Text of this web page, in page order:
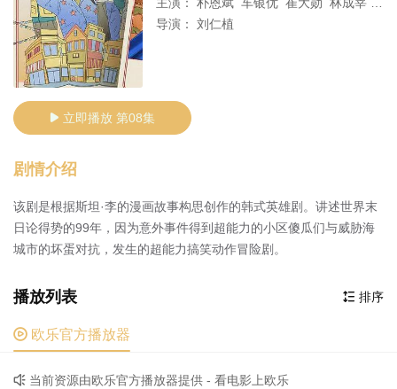
导演：
刘仁植
 立即播放 第08集
剧情介绍
该剧是根据斯坦·李的漫画故事构思创作的韩式英雄剧。讲述世界末
日论得势的99年，因为意外事件得到超能力的小区傻瓜们与威胁海
城市的坏蛋对抗，发生的超能力搞笑动作冒险剧。
 排序
播放列表
 欧乐官方播放器
 当前资源由欧乐官方播放器提供 - 看电影上欧乐